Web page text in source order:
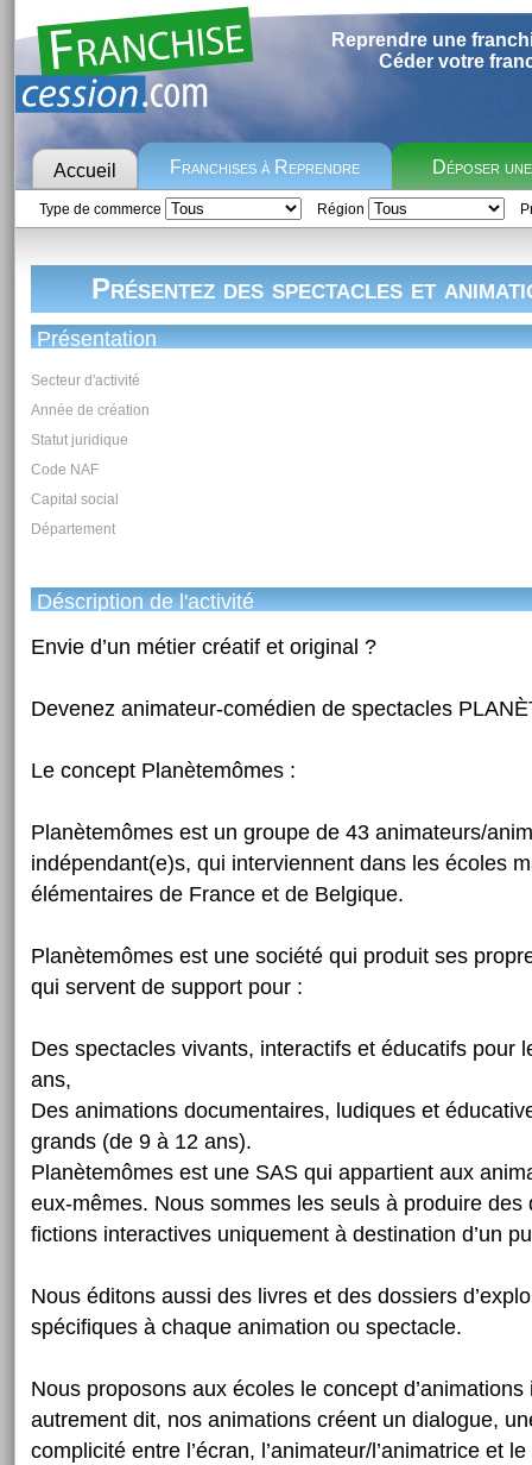
Reprendre une
Céder votre
Accueil Franchises à Reprendre Déposer
Type de commerce Région
Présentez des spectacles et
Présentation
Secteur d'activité
Année de création
Statut juridique
Code NAF
Capital social
Département
Déscription de l'activité
Envie d’un métier créatif et original ?
Devenez animateur-comédien de spectacles
Le concept Planètemômes :
Planètemômes est un groupe de 43 animateurs/
indépendant(e)s, qui interviennent dans les écoles
élémentaires de France et de Belgique.
Planètemômes est une société qui produit ses
qui servent de support pour :
Des spectacles vivants, interactifs et éducatifs pour
ans,
Des animations documentaires, ludiques et
grands (de 9 à 12 ans).
Planètemômes est une SAS qui appartient aux
eux-mêmes. Nous sommes les seuls à produire des
fictions interactives uniquement à destination d’un
Nous éditons aussi des livres et des dossiers
spécifiques à chaque animation ou spectacle.
Nous proposons aux écoles le concept d’animations
autrement dit, nos animations créent un dialogue,
complicité entre l’écran, l’animateur/l’animatrice et